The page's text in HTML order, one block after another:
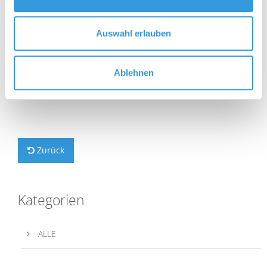
Auswahl erlauben
Ablehnen
Liebhaberverein Bayerisches Bier mehrere
Gutscheine von Wirtshäusern aus der Region.
Zurück
Kategorien
ALLE